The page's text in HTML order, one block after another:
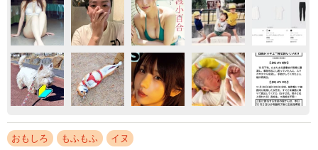
おもしろ もふもふ イヌ